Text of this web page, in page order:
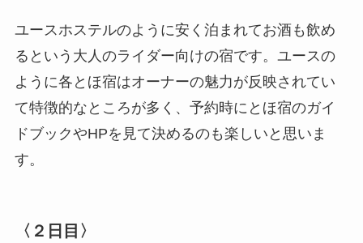
ユースホステルのように安く泊まれてお酒も飲め
るという大人のライダー向けの宿です。ユースの
ように各とほ宿はオーナーの魅力が反映されてい
て特徴的なところが多く、予約時にとほ宿のガイ
ドブックやHPを見て決めるのも楽しいと思いま
す。
〈２日目〉